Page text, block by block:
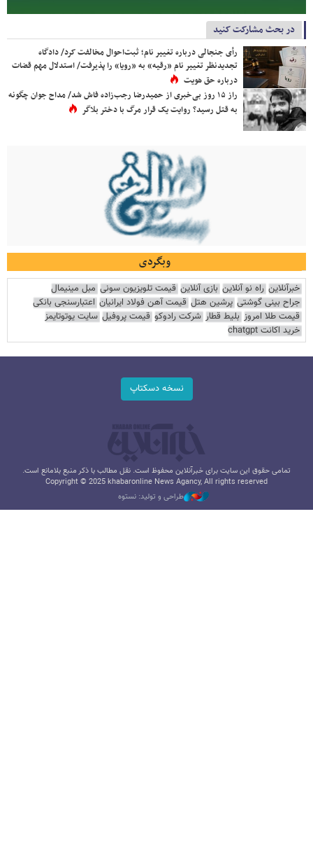
در بحث مشارکت کنید
رأی جنجالی درباره تغییر نام؛ ثبت‌احوال مخالفت کرد/ دادگاه
تجدیدنظر تغییر نام «رقیه» به «رویا» را پذیرفت/ استدلال مهم قضات
درباره حق هویت
راز ۱۵ روز بی‌خبری از حمیدرضا رجب‌زاده فاش شد/ مداح جوان چگونه
به قتل رسید؟ روایت یک قرار مرگ با دختر بلاگر
وبگردی
خبرآنلاین راه نو آنلاین بازی آنلاین قیمت تلویزیون سونی مبل مینیمال
جراح بینی گوشتی پرشین هتل قیمت آهن فولاد ایرانیان اعتبارسنجی بانکی
قیمت طلا امروز بلیط قطار شرکت رادوکو قیمت پروفیل سایت یوتوتایمز
خرید اکانت chatgpt
نسخه دسکتاپ
تمامی حقوق این سایت برای خبرآنلاین محفوظ است. نقل مطالب با ذکر منبع بلامانع است.
Copyright © 2025 khabaronline News Agancy, All rights reserved
طراحی و تولید: نستوه